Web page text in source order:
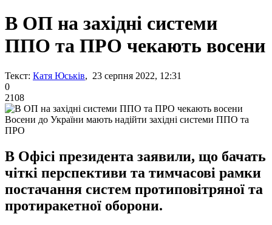
В ОП на західні системи
ППО та ПРО чекають восени
Текст: Катя Юськів, 23 серпня 2022, 12:31
0
2108
Восени до України мають надійти західні системи ППО та
ПРО
В Офісі президента заявили, що бачать
чіткі перспективи та тимчасові рамки
постачання систем протиповітряної та
протиракетної оборони.